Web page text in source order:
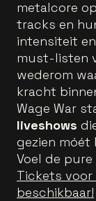
metalcore
tracks en
intensiteit
must-listen
wederom
kracht
Wage War
liveshows
gezien móét
Voel de pure
Tickets voor
beschikbaar!